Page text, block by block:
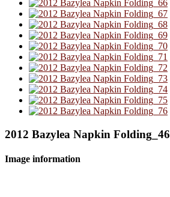
2012 Bazylea Napkin Folding_46
Image information